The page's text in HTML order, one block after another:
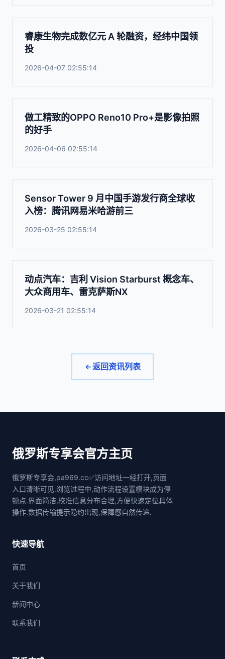
睿康生物完成数亿元 A 轮融资，经纬中国领
投
2026-04-07 02:55:14
做工精致的OPPO Reno10 Pro+是影像拍照
的好手
2026-04-06 02:55:14
Sensor Tower 9 月中国手游发行商全球收
入榜：腾讯网易米哈游前三
2026-03-25 02:55:14
动点汽车：吉利 Vision Starburst 概念车、
大众商用车、雷克萨斯NX
2026-03-21 02:55:14
返回资讯列表
俄罗斯专享会官方主页
俄罗斯专享会,pa969.cc✅访问地址一经打开,页面
入口清晰可见.浏览过程中,动作流程设置模块成为停
顿点.界面简洁,校准信息分布合理,方便快速定位具体
操作.数据传输提示隐约出现,保障感自然传递.
快速导航
首页
关于我们
新闻中心
联系我们